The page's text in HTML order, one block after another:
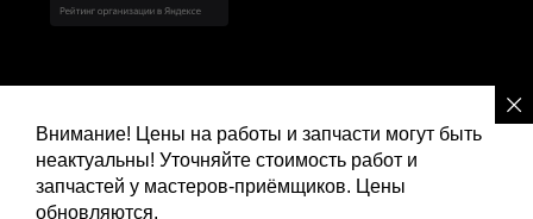
Политика конфиденциальности
Внимание! Цены на работы и запчасти могут быть
неактуальны! Уточняйте стоимость работ и
запчастей у мастеров-приёмщиков. Цены
обновляются.